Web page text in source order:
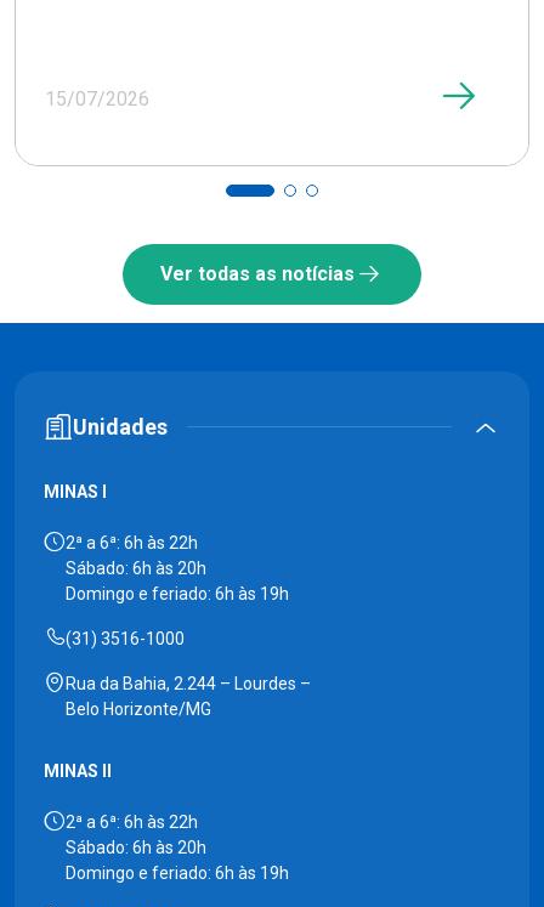
15/07/2026
Ver todas as notícias
Unidades
MINAS I
2ª a 6ª: 6h às 22h
Sábado: 6h às 20h
Domingo e feriado: 6h às 19h
(31) 3516-1000
Rua da Bahia, 2.244 – Lourdes –
Belo Horizonte/MG
MINAS II
2ª a 6ª: 6h às 22h
Sábado: 6h às 20h
Domingo e feriado: 6h às 19h